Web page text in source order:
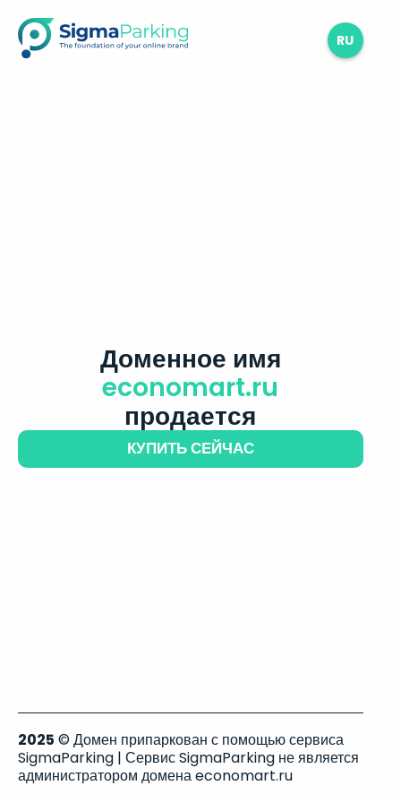
RU
Доменное имя
economart.ru
продается
КУПИТЬ СЕЙЧАС
2025 © Домен припаркован с помощью сервиса
SigmaParking | Сервис SigmaParking не является
администратором домена economart.ru